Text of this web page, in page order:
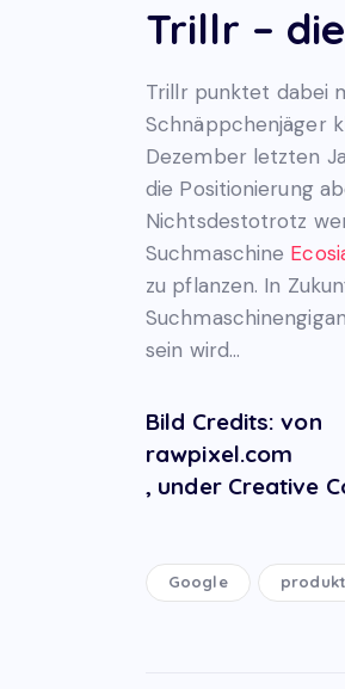
Trillr –
Trillr punktet dabei
Schnäppchenjäger
Dezember letzten
die Positionierung
Nichtsdestotrotz
Suchmaschine
zu pflanzen. In
sein wird…
Bild Credits: von
rawpixel.com
, under Creative
Google